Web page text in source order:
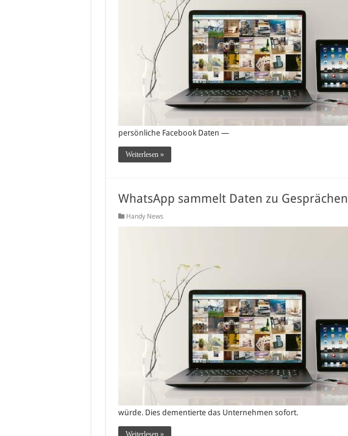
persönliche Facebook Daten —
Weiterlesen »
WhatsApp sammelt Daten zu Gesprächen
Handy News
würde. Dies dementierte das Unternehmen sofort.
Weiterlesen »